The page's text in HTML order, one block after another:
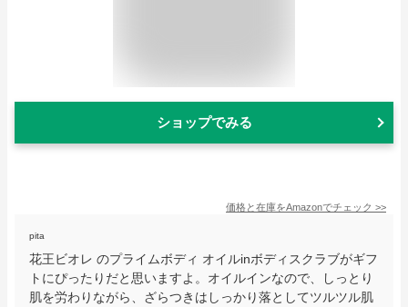
ショップでみる
価格と在庫をAmazonでチェック >>
pita
花王ビオレ のプライムボディ オイルinボディスクラブがギフ
トにぴったりだと思いますよ。オイルインなので、しっとり
肌を労わりながら、ざらつきはしっかり落としてツルツル肌